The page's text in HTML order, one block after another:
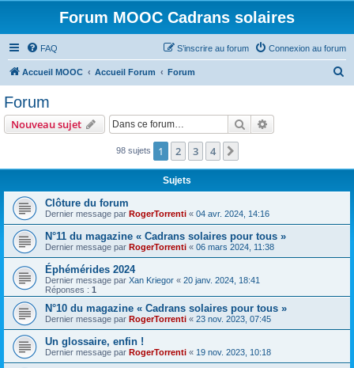
Forum MOOC Cadrans solaires
FAQ Connexion au forum
S’inscrire au forum
Accueil MOOC Accueil Forum Forum
e
Forum
Nouveau sujet Rechercher
98 sujets 1 2 3 4
Sujets
Clôture du forum
Dernier message par RogerTorrenti « 04 avr. 2024, 14:16
N°11 du magazine « Cadrans solaires pour tous »
Dernier message par RogerTorrenti « 06 mars 2024, 11:38
Éphémérides 2024
Dernier message par Xan Kriegor « 20 janv. 2024, 18:41
Réponses : 1
N°10 du magazine « Cadrans solaires pour tous »
Dernier message par RogerTorrenti « 23 nov. 2023, 07:45
Un glossaire, enfin !
Dernier message par RogerTorrenti « 19 nov. 2023, 10:18